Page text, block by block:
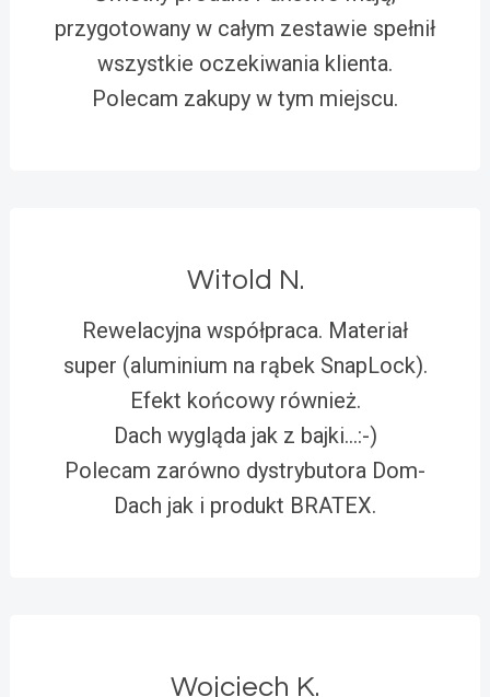
przygotowany w całym zestawie spełnił
wszystkie oczekiwania klienta.
Polecam zakupy w tym miejscu.
Witold N.
Rewelacyjna współpraca. Materiał
super (aluminium na rąbek SnapLock).
Efekt końcowy również.
Dach wygląda jak z bajki…:-)
Polecam zarówno dystrybutora Dom-
Dach jak i produkt BRATEX.
Wojciech K.